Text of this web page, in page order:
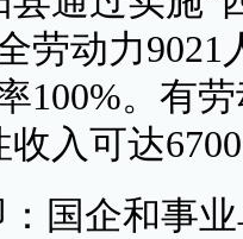
劳动力
100%。有
入可达
国企和事